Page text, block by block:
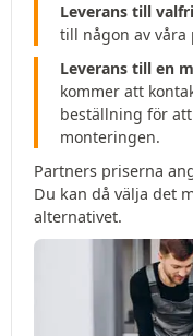
Leverans till
till någon av
Leverans till en
kommer att
beställning för
monteringen.
Partners priserna
Du kan då välja det
alternativet.